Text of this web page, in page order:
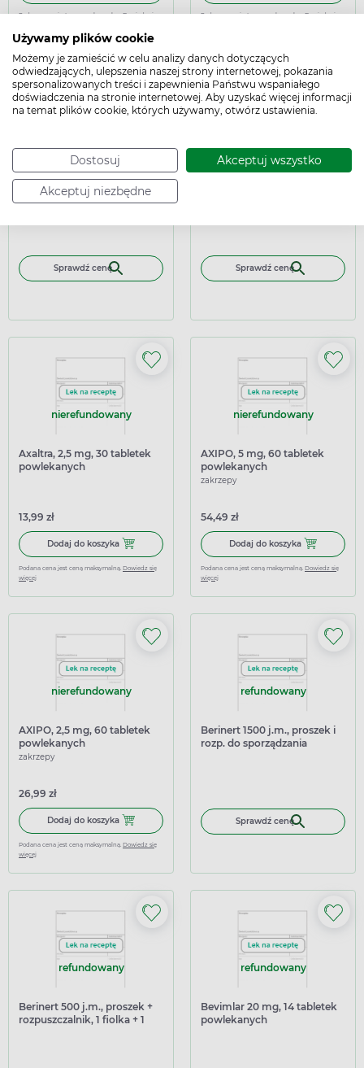
Używamy plików cookie
Możemy je zamieścić w celu analizy danych dotyczących
odwiedzających, ulepszenia naszej strony internetowej, pokazania
spersonalizowanych treści i zapewnienia Państwu wspaniałego
doświadczenia na stronie internetowej. Aby uzyskać więcej informacji
na temat plików cookie, których używamy, otwórz ustawienia.
Dostosuj Akceptuj wszystko
Akceptuj niezbędne
Podana cena jest ceną maksymalną.Dowiedz się
Podana cena jest ceną maksymalną.Dowiedz się
Avoclod, 2,5 mg, 60 tabletek
powlekanych
Sprawdź cenę Sprawdź cenę
nierefundowany
Axaltra, 2,5 mg, 30 tabletek
powlekanych
13,99 zł
Dodaj do koszyka Dodaj do koszyka Axaltra, 2,5 mg, 30 tabletek
Podana cena jest ceną maksymalną. Dowiedz się
więcej
nierefundowany
AXIPO, 5 mg, 60 tabletek
powlekanych
zakrzepy
54,49 zł
Dodaj do koszyka Dodaj do
Podana cena jest ceną maksymalną. Dowiedz się
więcej
nierefundowany
AXIPO, 2,5 mg, 60 tabletek
powlekanych
zakrzepy
26,99 zł
Dodaj do koszyka Dodaj do koszyka AXIPO, 2,5 mg, 60 tabletek powlekanych
Podana cena jest ceną maksymalną. Dowiedz się
więcej
refundowany
Berinert 1500 j.m., proszek i
rozp. do sporządzania
Sprawdź cenę
refundowany
Berinert 500 j.m., proszek +
rozpuszczalnik, 1 fiolka + 1
refundowany
Bevimlar 20 mg, 14 tabletek
powlekanych